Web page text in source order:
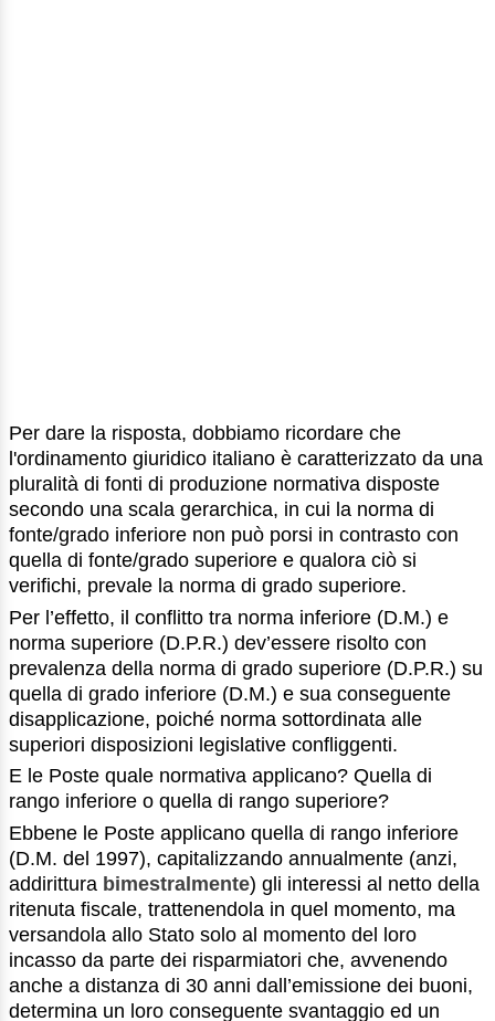
Per dare la risposta, dobbiamo ricordare che
l'ordinamento giuridico italiano è caratterizzato da una
pluralità di fonti di produzione normativa disposte
secondo una scala gerarchica, in cui la norma di
fonte/grado inferiore non può porsi in contrasto con
quella di fonte/grado superiore e qualora ciò si
verifichi, prevale la norma di grado superiore.
Per l’effetto, il conflitto tra norma inferiore (D.M.) e
norma superiore (D.P.R.) dev’essere risolto con
prevalenza della norma di grado superiore (D.P.R.) su
quella di grado inferiore (D.M.) e sua conseguente
disapplicazione, poiché norma sottordinata alle
superiori disposizioni legislative confliggenti.
E le Poste quale normativa applicano? Quella di
rango inferiore o quella di rango superiore?
Ebbene le Poste applicano quella di rango inferiore
(D.M. del 1997), capitalizzando annualmente (anzi,
addirittura bimestralmente) gli interessi al netto della
ritenuta fiscale, trattenendola in quel momento, ma
versandola allo Stato solo al momento del loro
incasso da parte dei risparmiatori che, avvenendo
anche a distanza di 30 anni dall’emissione dei buoni,
determina un loro conseguente svantaggio ed un